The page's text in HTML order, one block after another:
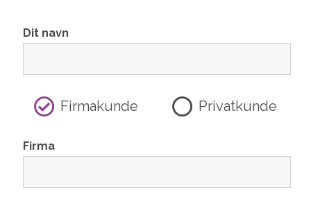
Dit navn
Firmakunde Privatkunde
Firma